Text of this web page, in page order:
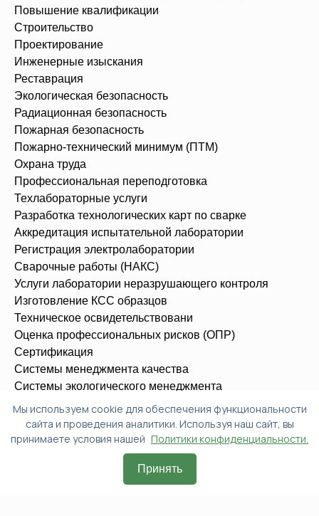
Повышение квалификации
Строительство
Проектирование
Инженерные изыскания
Реставрация
Экологическая безопасность
Радиационная безопасность
Пожарная безопасность
Пожарно-технический минимум (ПТМ)
Охрана труда
Профессиональная переподготовка
Техлабораторные услуги
Разработка технологических карт по сварке
Аккредитация испытательной лаборатории
Регистрация электролаборатории
Сварочные работы (НАКС)
Услуги лаборатории неразрушающего контроля
Изготовление КСС образцов
Техническое освидетельствовани
Оценка профессиональных рисков (ОПР)
Сертификация
Системы менеджмента качества
Системы экологического менеджмента
Системы менеджмента безопасности труда и охраны
здоровья
Вступление в СРО
Технический регламент ТС (ТР ТС/ЕАЭС)
© 2015-2025, ООО "Альянс-Эксперт"
Политика конфиденциальности
Мы используем cookie для обеспечения функциональности
сайта и проведения аналитики. Используя наш сайт, вы
принимаете условия нашей Политики конфиденциальности.
Принять